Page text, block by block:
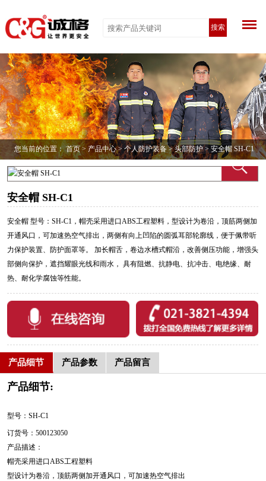
搜索
您当前的位置：首页> 产品中心>个人防护装备>头部防护> 安全帽 SH-C1
安全帽 SH-C1
安全帽 型号：SH-C1，帽壳采用进口ABS工程塑料，型设计为卷沿，顶筋两侧加
开通风口，可加速热空气排出，两侧有向上凹陷的圆弧耳部轮廓线，便于佩带听
力保护装置、防护面罩等。 加长帽舌，卷边水槽式帽沿，改善侧压功能，增强头
部侧向保护，遮挡耀眼光线和雨水， 具有阻燃、抗静电、抗冲击、电绝缘、耐
热、耐化学腐蚀等性能。
产品细节 产品参数 产品留言
产品细节:
型号：SH-C1
订货号：500123050
产品描述：
帽壳采用进口ABS工程塑料
型设计为卷沿，顶筋两侧加开通风口，可加速热空气排出